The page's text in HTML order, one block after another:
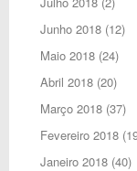
Junho 2018(12)
Maio 2018(24)
Abril 2018(20)
Março 2018(37)
Fevereiro 2018
Janeiro 2018(40)